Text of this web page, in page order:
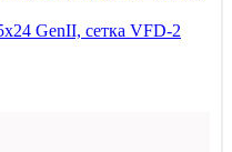
GenII, сетка VFD-2